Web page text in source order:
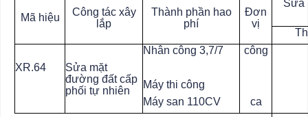
Mã hiệu
Công tác xây
lắp
Thành phần hao
phí
Đơn
vị
Sửa
XR.64
Sửa mặt
đường đất cấp
phối tự nhiên
Nhân công 3,7/7
Máy thi công
Máy san 110CV
công
ca